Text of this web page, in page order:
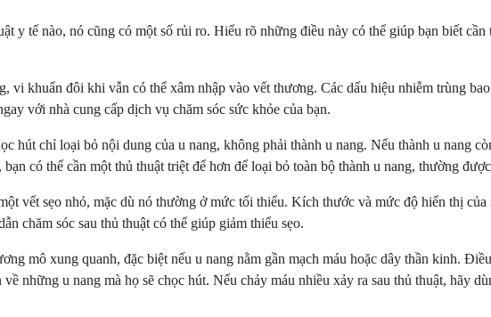
y tế nào, nó cũng có một số rủi ro. Hiểu rõ những điều này có thể giúp bạn biết
khuẩn đôi khi vẫn có thể xâm nhập vào vết thương. Các dấu hiệu nhiễm trùng
với nhà cung cấp dịch vụ chăm sóc sức khỏe của bạn.
hút chỉ loại bỏ nội dung của u nang, không phải thành u nang. Nếu thành u nang
có thể cần một thủ thuật triệt để hơn để loại bỏ toàn bộ thành u nang, thường
vết sẹo nhỏ, mặc dù nó thường ở mức tối thiểu. Kích thước và mức độ hiển thị
chăm sóc sau thủ thuật có thể giúp giảm thiểu sẹo.
mô xung quanh, đặc biệt nếu u nang nằm gần mạch máu hoặc dây thần kinh.
những u nang mà họ sẽ chọc hút. Nếu chảy máu nhiều xảy ra sau thủ thuật, hãy